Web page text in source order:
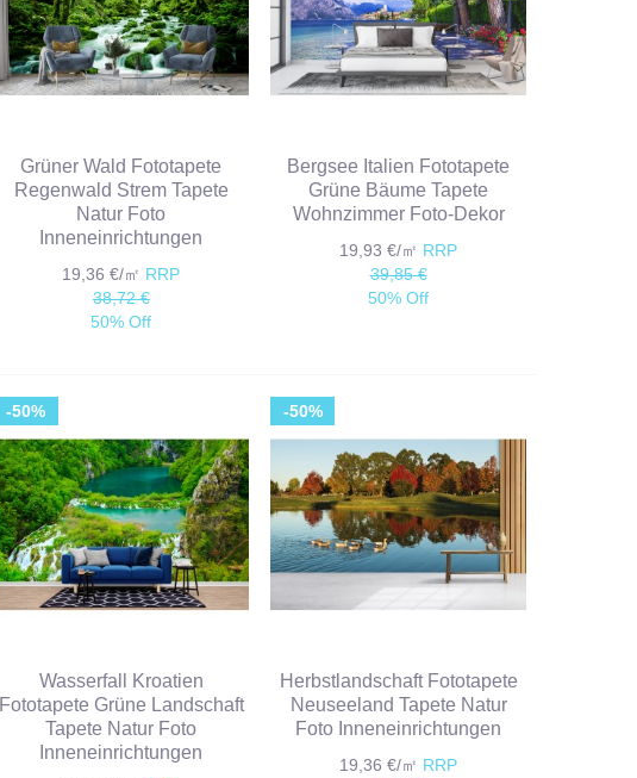
Grüner Wald Fototapete
Regenwald Strem Tapete
Natur Foto
Inneneinrichtungen
19,36 €/㎡ RRP
38,72 €
50% Off
Bergsee Italien Fototapete
Grüne Bäume Tapete
Wohnzimmer Foto-Dekor
19,93 €/㎡ RRP
39,85 €
50% Off
-50%
Wasserfall Kroatien
Fototapete Grüne Landschaft
Tapete Natur Foto
Inneneinrichtungen
-50%
Herbstlandschaft Fototapete
Neuseeland Tapete Natur
Foto Inneneinrichtungen
19,36 €/㎡ RRP